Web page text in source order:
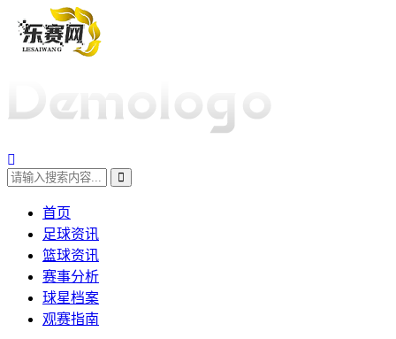
首页
足球资讯
篮球资讯
赛事分析
球星档案
观赛指南